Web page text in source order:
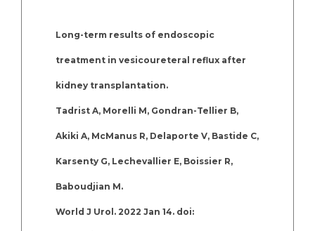
Long-term results of endoscopic
treatment in vesicoureteral reflux after
kidney transplantation.
Tadrist A, Morelli M, Gondran-Tellier B,
Akiki A, McManus R, Delaporte V, Bastide C,
Karsenty G, Lechevallier E, Boissier R,
Baboudjian M.
World J Urol. 2022 Jan 14. doi: